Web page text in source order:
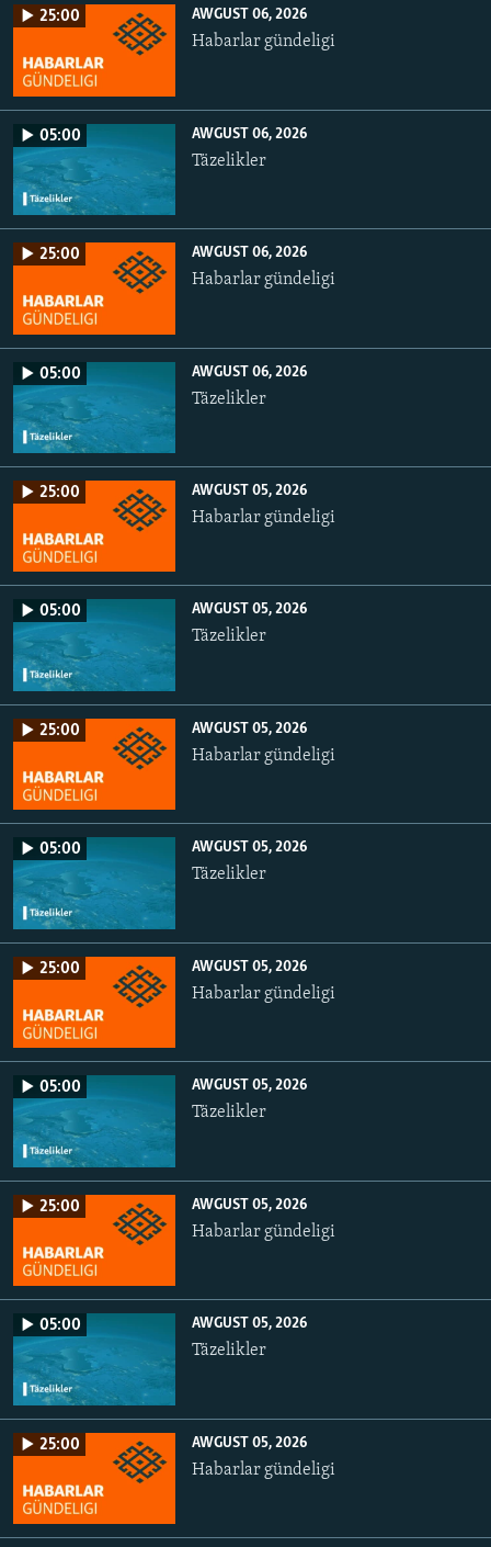
25:00 AWGUST 06, 2026
Habarlar gündeligi
05:00 AWGUST 06, 2026
Täzelikler
25:00 AWGUST 06, 2026
Habarlar gündeligi
05:00 AWGUST 06, 2026
Täzelikler
25:00 AWGUST 05, 2026
Habarlar gündeligi
05:00 AWGUST 05, 2026
Täzelikler
25:00 AWGUST 05, 2026
Habarlar gündeligi
05:00 AWGUST 05, 2026
Täzelikler
25:00 AWGUST 05, 2026
Habarlar gündeligi
05:00 AWGUST 05, 2026
Täzelikler
25:00 AWGUST 05, 2026
Habarlar gündeligi
05:00 AWGUST 05, 2026
Täzelikler
25:00 AWGUST 05, 2026
Habarlar gündeligi